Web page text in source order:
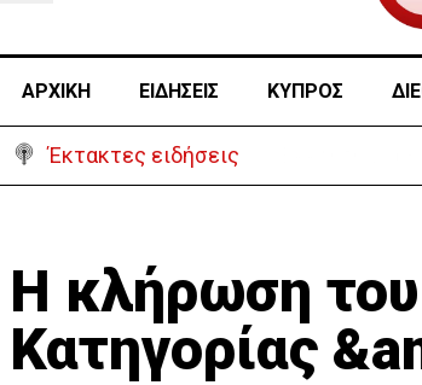
ΑΡΧΙΚΗ ΕΙΔΗΣΕΙΣ ΚΥΠΡΟΣ
Έκτακτες ειδήσεις
Η κλήρωση
Κατηγορίας